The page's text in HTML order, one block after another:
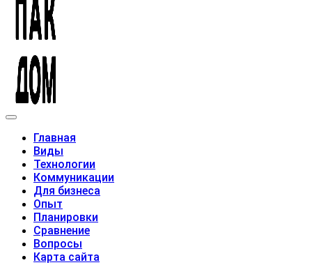
Главная
Виды
Технологии
Коммуникации
Для бизнеса
Опыт
Планировки
Сравнение
Вопросы
Карта сайта